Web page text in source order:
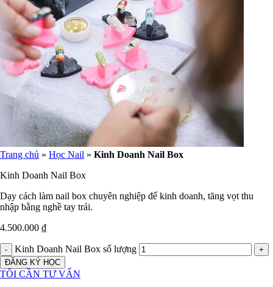
Trang chủ » Học Nail » Kinh Doanh Nail Box
Kinh Doanh Nail Box
Dạy cách làm nail box chuyên nghiệp để kinh doanh, tăng vọt thu
nhập bằng nghề tay trái.
4.500.000 ₫
Kinh Doanh Nail Box số lượng
ĐĂNG KÝ HỌC
TÔI CẦN TƯ VẤN